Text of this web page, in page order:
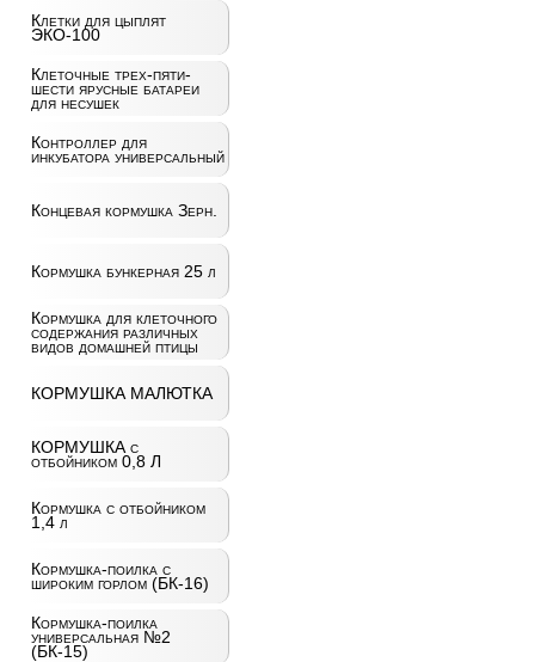
Клетки для цыплят
ЭКО-100
Клеточные трех-пяти-
шести ярусные батареи
для несушек
Контроллер для
инкубатора универсальный
Концевая кормушка Зерн.
Кормушка бункерная 25 л
Кормушка для клеточного
содержания различных
видов домашней птицы
КОРМУШКА МАЛЮТКА
КОРМУШКА с
отбойником 0,8 Л
Кормушка с отбойником
1,4 л
Кормушка-поилка с
широким горлом (БК-16)
Кормушка-поилка
универсальная №2
(БК-15)